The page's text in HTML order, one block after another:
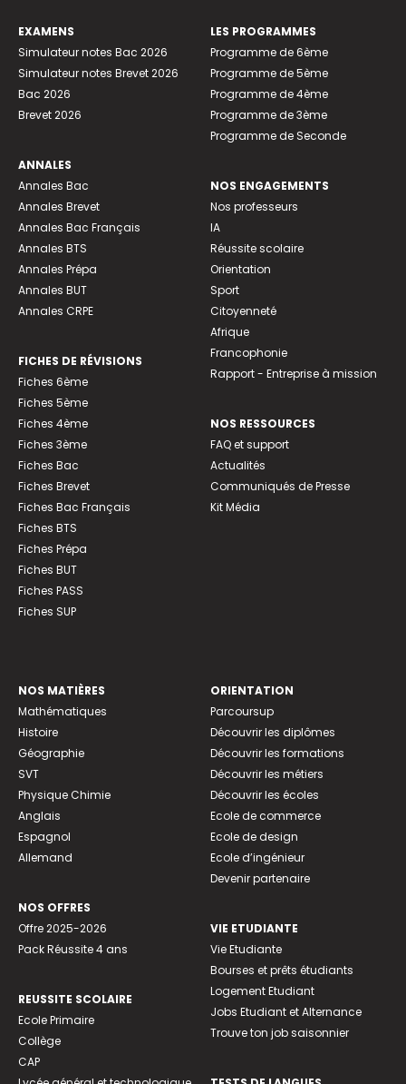
EXAMENS
Simulateur notes Bac 2026
Simulateur notes Brevet 2026
Bac 2026
Brevet 2026
ANNALES
Annales Bac
Annales Brevet
Annales Bac Français
Annales BTS
Annales Prépa
Annales BUT
Annales CRPE
FICHES DE RÉVISIONS
Fiches 6ème
Fiches 5ème
Fiches 4ème
Fiches 3ème
Fiches Bac
Fiches Brevet
Fiches Bac Français
Fiches BTS
Fiches Prépa
Fiches BUT
Fiches PASS
Fiches SUP
LES PROGRAMMES
Programme de 6ème
Programme de 5ème
Programme de 4ème
Programme de 3ème
Programme de Seconde
NOS ENGAGEMENTS
Nos professeurs
IA
Réussite scolaire
Orientation
Sport
Citoyenneté
Afrique
Francophonie
Rapport - Entreprise à mission
NOS RESSOURCES
FAQ et support
Actualités
Communiqués de Presse
Kit Média
NOS MATIÈRES
Mathématiques
Histoire
Géographie
SVT
Physique Chimie
Anglais
Espagnol
Allemand
NOS OFFRES
Offre 2025-2026
Pack Réussite 4 ans
REUSSITE SCOLAIRE
Ecole Primaire
Collège
CAP
ORIENTATION
Parcoursup
Découvrir les diplômes
Découvrir les formations
Découvrir les métiers
Découvrir les écoles
Ecole de commerce
Ecole de design
Ecole d’ingénieur
Devenir partenaire
VIE ETUDIANTE
Vie Etudiante
Bourses et prêts étudiants
Logement Etudiant
Jobs Etudiant et Alternance
Trouve ton job saisonnier